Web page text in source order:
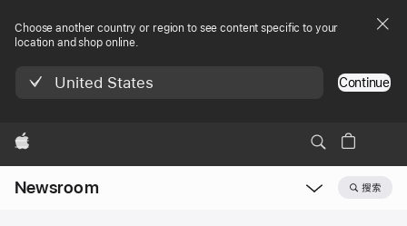
Choose another country or region to see content specific to your
location and shop online.
United States Continue
Apple
Newsroom 搜索